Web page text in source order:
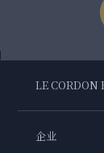
LE CORDON
企业